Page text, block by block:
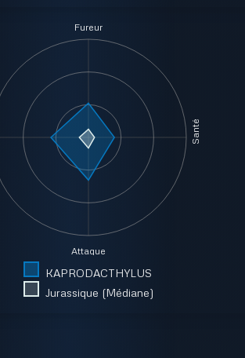
Fureur
Santé
Attaque
KAPRODACTHYLUS
Jurassique (Médiane)